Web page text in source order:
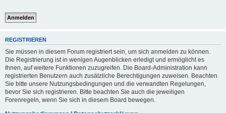
REGISTRIEREN
Sie müssen in diesem Forum registriert sein, um sich anmelden zu können.
Die Registrierung ist in wenigen Augenblicken erledigt und ermöglicht es
Ihnen, auf weitere Funktionen zuzugreifen. Die Board-Administration kann
registrierten Benutzern auch zusätzliche Berechtigungen zuweisen. Beachten
Sie bitte unsere Nutzungsbedingungen und die verwandten Regelungen,
bevor Sie sich registrieren. Bitte beachten Sie auch die jeweiligen
Forenregeln, wenn Sie sich in diesem Board bewegen.